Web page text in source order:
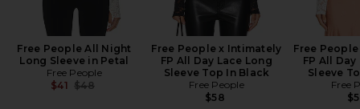
Free People All Night
Long Sleeve in Petal
Free People
$41 Previous price:
$48
Free People x Intimately
FP All Day Lace Long
Sleeve Top In Black
Free People
$58
Free
FP All
Sleeve
Free